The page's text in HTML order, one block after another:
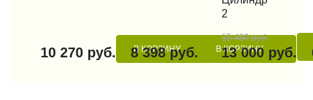
10 270 руб. В КОРЗИНУ
8 398 руб. В КОРЗИНУ
2
15 480 руб.
13 000 руб.